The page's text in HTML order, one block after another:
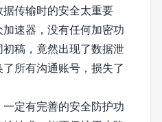
传输时的安全太重要
速器，没有任何加密功
稿，竟然出现了数据泄
所有沟通账号，损失了
定有完善的安全防护功